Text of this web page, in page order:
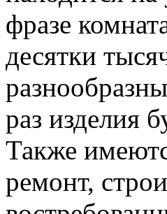
фразе
десятки
раз изделия
Также
ремонт,